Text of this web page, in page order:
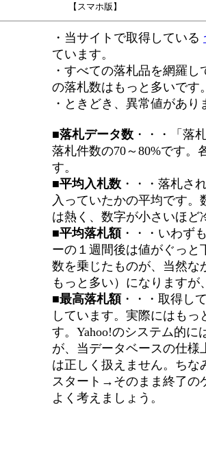
【スマホ版】
・当サイトで取得している
ています。
・すべての落札品を網羅
の落札数はもっと多いです
・ときどき、異常値があ
■落札データ数 ・・・「落
落札件数の70～80%です。
す。
■平均入札数 ・・・落札さ
入っていたかの平均です
は熱く、数字が小さいほど
■平均落札額 ・・・いわず
ーの１週間後は値がぐっと
数を乗じたものが、当然な
もっと多い）になります
■最高落札額 ・・・取得し
しています。実際にはも
す。Yahoo!のシステム的に
が、当データベースの仕様
は正しく扱えません。ちな
スタート→そのまま終了の
よく考えましょう。